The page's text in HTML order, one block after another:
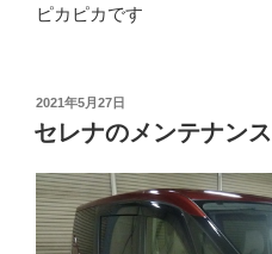
ピカピカです
投
稿
日:
2021年5月27日
セレナのメンテナンス